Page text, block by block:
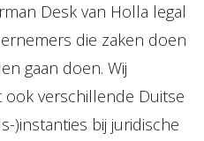
Desk van Holla legal
die zaken doen
gaan doen. Wij
verschillende Duitse
)instanties bij juridische